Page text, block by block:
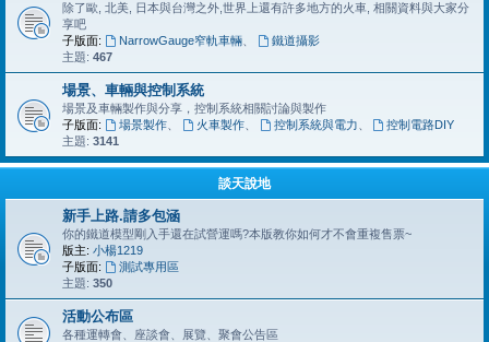
除了歐, 北美, 日本與台灣之外,世界上還有許多地方的火車, 相關資料與大家分
享吧
子版面:
NarrowGauge窄軌車輛、
鐵道攝影
主題: 467
場景、車輛與控制系統
場景及車輛製作與分享，控制系統相關討論與製作
子版面:
場景製作、 火車製作、 控制系統與電力
控制電路DIY
主題: 3141
談天說地
新手上路.請多包涵
你的鐵道模型剛入手還在試營運嗎?本版教你如何才不會重複售票~
版主: 小楊1219
子版面:
測試專用區
主題: 350
活動公布區
各種運轉會、座談會、展覽、聚會公告區